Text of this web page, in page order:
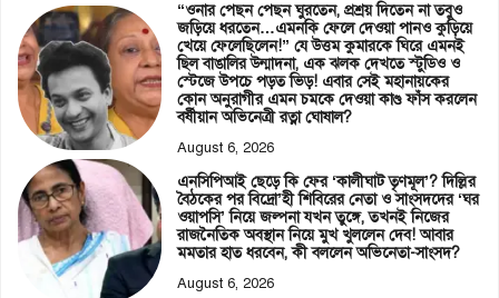
“ওনার পেছন পেছন ঘুরতেন, প্রশ্রয় দিতেন না তবুও
জড়িয়ে ধরতেন…এমনকি ফেলে দেওয়া পানও কুড়িয়ে
খেয়ে ফেলেছিলেন!” যে উত্তম কুমারকে ঘিরে এমনই
ছিল বাঙালির উন্মাদনা, এক ঝলক দেখতে স্টুডিও ও
স্টেজে উপচে পড়ত ভিড়! এবার সেই মহানায়কের
কোন অনুরাগীর এমন চমকে দেওয়া কাণ্ড ফাঁস করলেন
বর্ষীয়ান অভিনেত্রী রত্না ঘোষাল?
August 6, 2026
এনসিপিআই ছেড়ে কি ফের ‘কালীঘাট তৃণমূল’? দিল্লির
বৈঠকের পর বিদ্রো’হী শিবিরের নেতা ও সাংসদদের ‘ঘর
ওয়াপসি’ নিয়ে জল্পনা যখন তুঙ্গে, তখনই নিজের
রাজনৈতিক অবস্থান নিয়ে মুখ খুললেন দেব! আবার
মমতার হাত ধরবেন, কী বললেন অভিনেতা-সাংসদ?
August 6, 2026